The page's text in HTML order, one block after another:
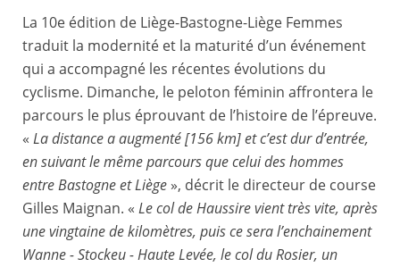
La 10e édition de Liège-Bastogne-Liège Femmes
traduit la modernité et la maturité d’un événement
qui a accompagné les récentes évolutions du
cyclisme. Dimanche, le peloton féminin affrontera le
parcours le plus éprouvant de l’histoire de l’épreuve.
« La distance a augmenté [156 km] et c’est dur d’entrée,
en suivant le même parcours que celui des hommes
entre Bastogne et Liège », décrit le directeur de course
Gilles Maignan. « Le col de Haussire vient très vite, après
une vingtaine de kilomètres, puis ce sera l’enchainement
Wanne - Stockeu - Haute Levée, le col du Rosier, un